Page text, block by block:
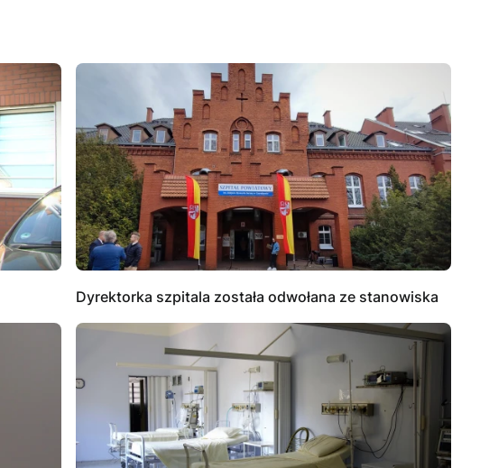
Dyrektorka szpitala została odwołana ze stanowiska